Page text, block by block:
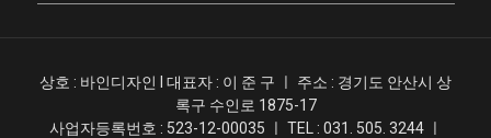
상호 : 바인디자인 l 대표자 : 이 준 구 ㅣ 주소 : 경기도 안산시 상
록구 수인로 1875-17
사업자등록번호 : 523-12-00035 ㅣ TEL : 031. 505. 3244 ㅣ